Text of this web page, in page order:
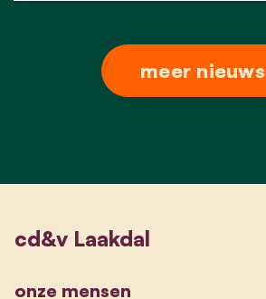
meer nieuws
cd&v Laakdal
onze mensen